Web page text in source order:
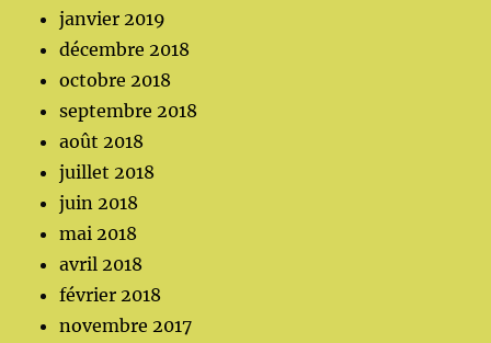
janvier 2019
décembre 2018
octobre 2018
septembre 2018
août 2018
juillet 2018
juin 2018
mai 2018
avril 2018
février 2018
novembre 2017